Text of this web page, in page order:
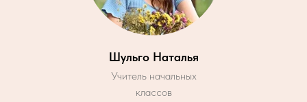
Шульго Наталья
Учитель начальных
классов